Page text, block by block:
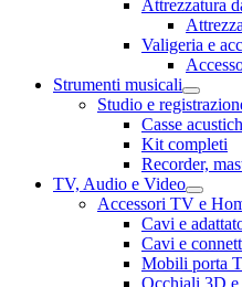
Attrezzatura
Valigeria e
Strumenti musicali
Studio e
Casse
Kit completi
Recorder,
TV, Audio e Video
Accessori TV e
Cavi e
Cavi e
Mobili porta
Occhiali 3D e